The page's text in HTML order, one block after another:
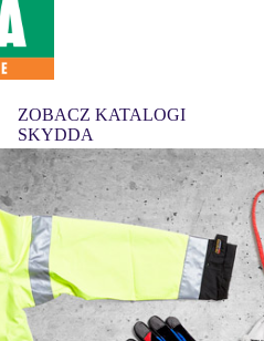
ZOBACZ KATALOGI
SKYDDA